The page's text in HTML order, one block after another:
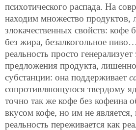
психотического распада. На
находим множество продуктов,
злокачественных свойств: кофе
без жира, безалкогольное
реальность просто
предложения продукта,
субстанции: она поддерживает
сопротивляющуюся твердому
точно так же кофе без кофеина
вкусом кофе, но им не является,
реальность переживается как